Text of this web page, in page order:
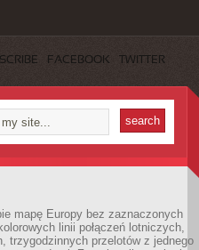
FACEBOOK TWITTER
mapę Europy bez zaznaczonych
linii połączeń lotniczych,
trzygodzinnych przelotów z jednego